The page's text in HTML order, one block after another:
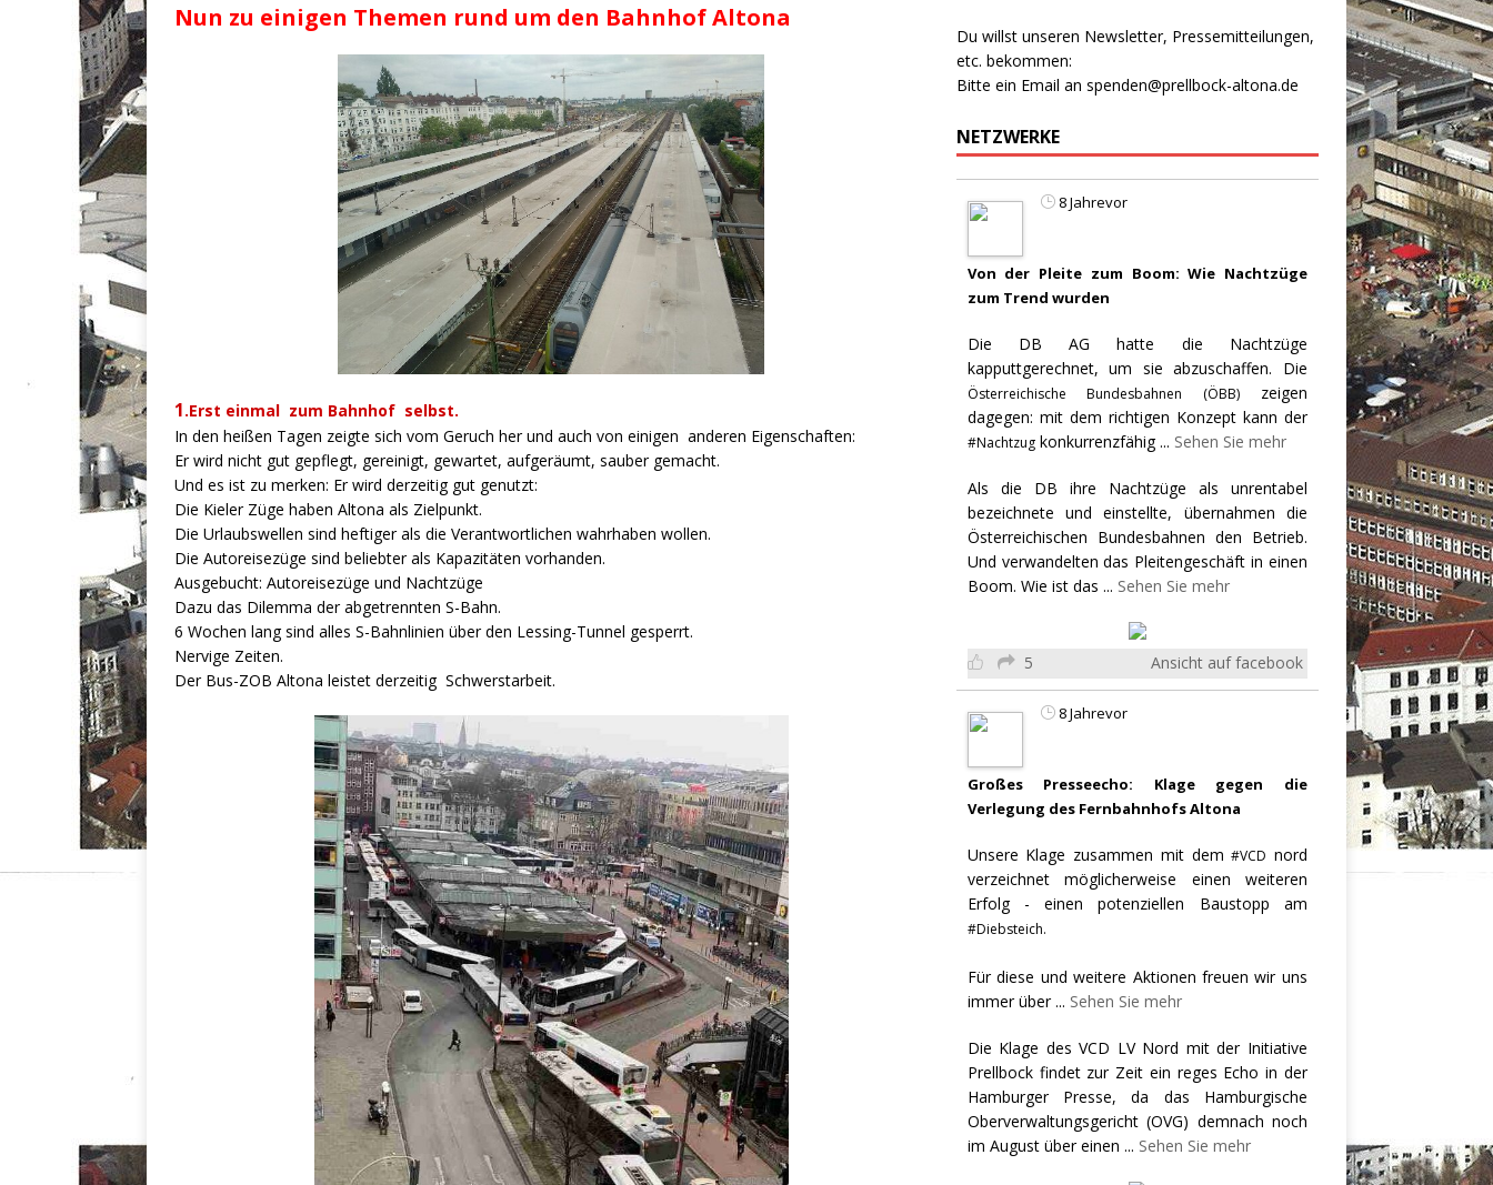
Nun zu einigen Themen rund um den Bahnhof Altona
1.Erst einmal zum Bahnhof selbst.
In den heißen Tagen zeigte sich vom Geruch her und auch von einigen anderen Eigenschaften:
Er wird nicht gut gepflegt, gereinigt, gewartet, aufgeräumt, sauber gemacht.
Und es ist zu merken: Er wird derzeitig gut genutzt:
Die Kieler Züge haben Altona als Zielpunkt.
Die Urlaubswellen sind heftiger als die Verantwortlichen wahrhaben wollen.
Die Autoreisezüge sind beliebter als Kapazitäten vorhanden.
Ausgebucht: Autoreisezüge und Nachtzüge
Dazu das Dilemma der abgetrennten S-Bahn.
6 Wochen lang sind alles S-Bahnlinien über den Lessing-Tunnel gesperrt.
Nervige Zeiten.
Der Bus-ZOB Altona leistet derzeitig Schwerstarbeit.
Du willst unseren Newsletter, Pressemitteilungen,
etc. bekommen:
Bitte ein Email an spenden@prellbock-altona.de
NETZWERKE
8 Jahrevor
Von der Pleite zum Boom: Wie Nachtzüge
zum Trend wurden
Die DB AG hatte die Nachtzüge
kapputtgerechnet, um sie abzuschaffen. Die
Österreichische Bundesbahnen (ÖBB)zeigen
dagegen: mit dem richtigen Konzept kann der
#Nachtzugkonkurrenzfähig... Sehen Sie mehr
Als die DB ihre Nachtzüge als unrentabel
bezeichnete und einstellte, übernahmen die
Österreichischen Bundesbahnen den Betrieb.
Und verwandelten das Pleitengeschäft in einen
Boom. Wie ist das ... Sehen Sie mehr
5 Ansicht auf facebook
8 Jahrevor
Großes Presseecho: Klage gegen die
Verlegung des Fernbahnhofs Altona
Unsere Klage zusammen mit dem#VCD nord
verzeichnet möglicherweise einen weiteren
Erfolg - einen potenziellen Baustopp am
#Diebsteich.
Für diese und weitere Aktionen freuen wir uns
immer über... Sehen Sie mehr
Die Klage des VCD LV Nord mit der Initiative
Prellbock findet zur Zeit ein reges Echo in der
Hamburger Presse, da das Hamburgische
Oberverwaltungsgericht (OVG) demnach noch
im August über einen ... Sehen Sie mehr